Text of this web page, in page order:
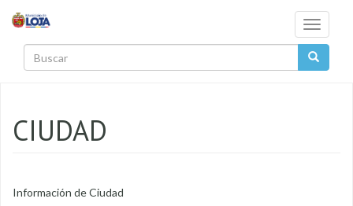
Toggle
CIUDAD
Información de Ciudad